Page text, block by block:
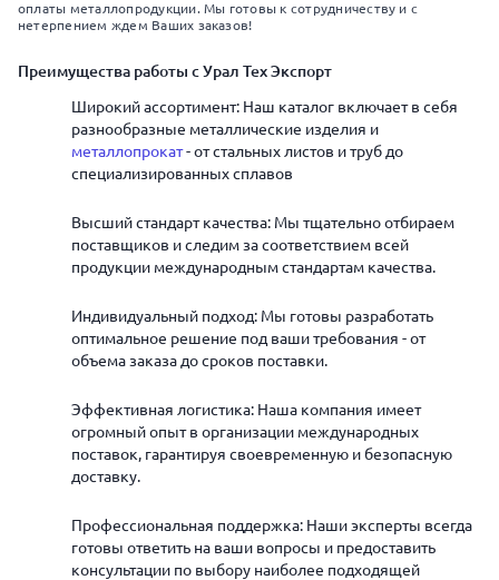
оплаты металлопродукции. Мы готовы к сотрудничеству и с
нетерпением ждем Ваших заказов!
Преимущества работы с Урал Тех Экспорт
Широкий ассортимент: Наш каталог включает в себя
разнообразные металлические изделия и
металлопрокат- от стальных листов и труб до
специализированных сплавов
Высший стандарт качества: Мы тщательно отбираем
поставщиков и следим за соответствием всей
продукции международным стандартам качества.
Индивидуальный подход: Мы готовы разработать
оптимальное решение под ваши требования - от
объема заказа до сроков поставки.
Эффективная логистика: Наша компания имеет
огромный опыт в организации международных
поставок, гарантируя своевременную и безопасную
доставку.
Профессиональная поддержка: Наши эксперты всегда
готовы ответить на ваши вопросы и предоставить
консультации по выбору наиболее подходящей